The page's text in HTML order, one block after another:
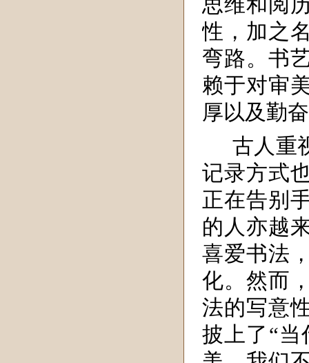
思维和阅
性，加之
弯路。书
赖于对审
厚以及勤
古人重
记录方式
正在告别
的人亦越
喜爱书法
化。然而
法的写意
披上了“当